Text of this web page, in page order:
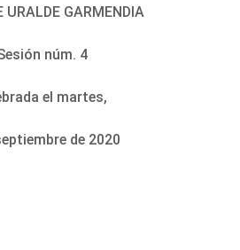
URALDE GARMENDIA
núm. 4
el martes,
de 2020